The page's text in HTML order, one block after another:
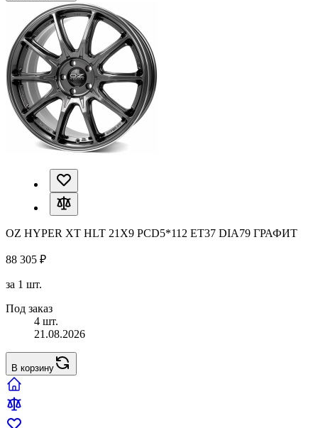
OZ HYPER XT HLT 21X9 PCD5*112 ET37 DIA79 ГРАФИТ
88 305 ₽
за 1 шт.
Под заказ
4 шт.
21.08.2026
В корзину